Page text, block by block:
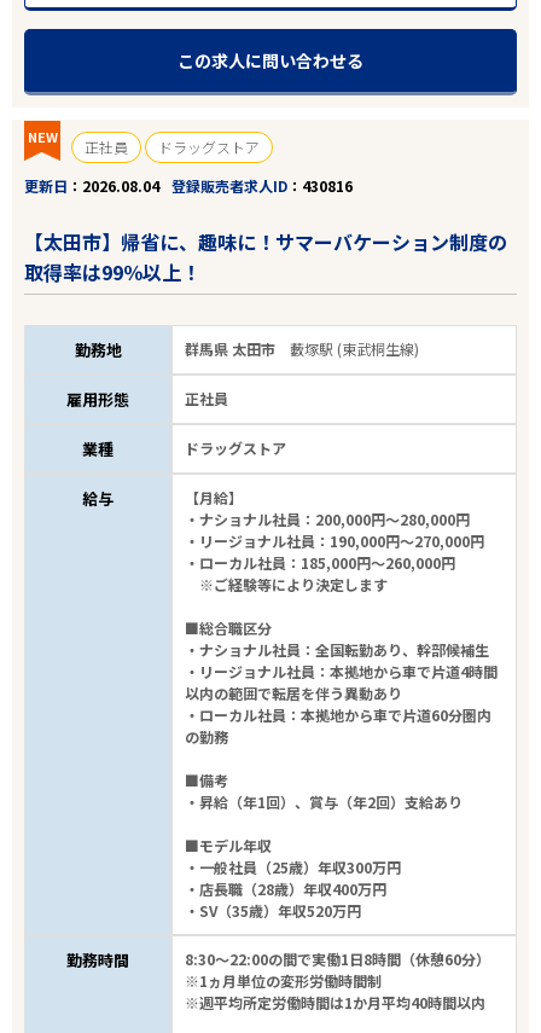
この求人に問い合わせる
NEW 正社員
ドラッグストア
更新日
2026.08.04 登録販売者求人ID 430816
【太田市】帰省に、趣味に！サマーバケーション制度の
取得率は99％以上！
勤務地 群馬県 太田市藪塚駅 (東武桐生線)
雇用形態 正社員
業種 ドラッグストア
給与
【月給】
・ナショナル社員：200,000円～280,000円
・リージョナル社員：190,000円～270,000円
・ローカル社員：185,000円～260,000円
※ご経験等により決定します
■総合職区分
・ナショナル社員：全国転勤あり、幹部候補生
・リージョナル社員：本拠地から車で片道4時間
以内の範囲で転居を伴う異動あり
・ローカル社員：本拠地から車で片道60分圏内
の勤務
■備考
・昇給（年1回）、賞与（年2回）支給あり
■モデル年収
・一般社員（25歳）年収300万円
・店長職（28歳）年収400万円
・SV（35歳）年収520万円
勤務時間
8:30～22:00の間で実働1日8時間（休憩60分）
※1ヵ月単位の変形労働時間制
※週平均所定労働時間は1か月平均40時間以内